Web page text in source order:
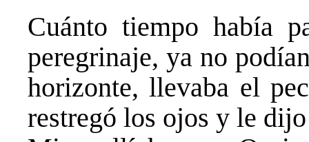
Cuánto tiempo había
peregrinaje, ya no
horizonte, llevaba el
restregó los ojos y le